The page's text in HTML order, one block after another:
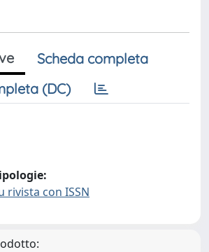
Scheda completa
(DC)
rivista con ISSN